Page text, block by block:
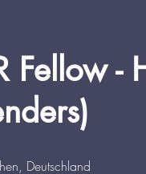
Fellow -
Deutschland